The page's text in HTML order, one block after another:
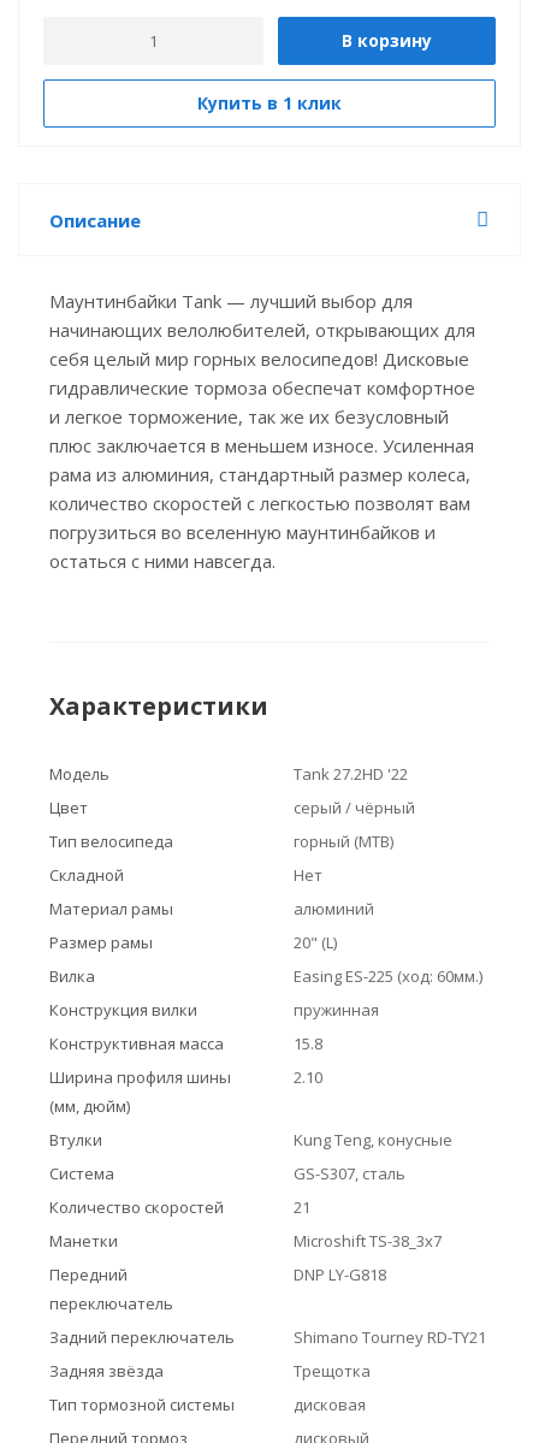
В корзину
Купить в 1 клик
Описание
Маунтинбайки Tank — лучший выбор для
начинающих велолюбителей, открывающих для
себя целый мир горных велосипедов! Дисковые
гидравлические тормоза обеспечат комфортное
и легкое торможение, так же их безусловный
плюс заключается в меньшем износе. Усиленная
рама из алюминия, стандартный размер колеса,
количество скоростей с легкостью позволят вам
погрузиться во вселенную маунтинбайков и
остаться с ними навсегда.
Характеристики
Модель
Tank 27.2HD '22
Цвет
серый / чёрный
Тип велосипеда
горный (MTB)
Складной
Нет
Материал рамы
алюминий
Размер рамы
20" (L)
Вилка
Easing ES-225 (ход: 60мм.)
Конструкция вилки
пружинная
Конструктивная масса
15.8
Ширина профиля шины
(мм, дюйм)
2.10
Втулки
Kung Teng, конусные
Система
GS-S307, сталь
Количество скоростей
21
Манетки
Microshift TS-38_3x7
Передний
переключатель
DNP LY-G818
Задний переключатель
Shimano Tourney RD-TY21
Задняя звёзда
Трещотка
Тип тормозной системы
дисковая
Передний тормоз
дисковый